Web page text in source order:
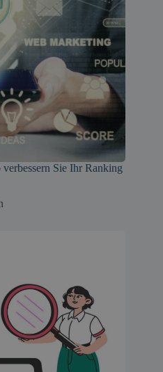
Sie Ihr Ranking